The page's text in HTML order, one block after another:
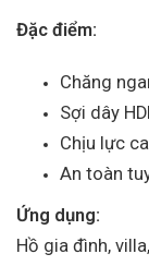
Đặc điểm:
Chăng
Sợi dây
Chịu lực
An toàn
Ứng dụng:
Hồ gia đình,